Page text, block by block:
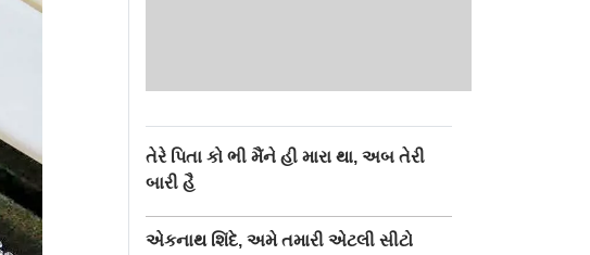
તેરે પિતા કો ભી મૈંને હી મારા થા, અબ તેરી
બારી હૈ
એકનાથ શિંદે, અમે તમારી એટલી સીટો